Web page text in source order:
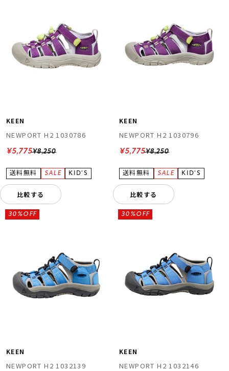
KEEN
NEWPORT H2 1030786
¥8,250
¥5,775
比較する
KEEN
NEWPORT H2 1030796
¥8,250
¥5,775
比較する
KEEN
NEWPORT H2 1032139
30%OFF
KEEN
NEWPORT H2 1032146
30%OFF